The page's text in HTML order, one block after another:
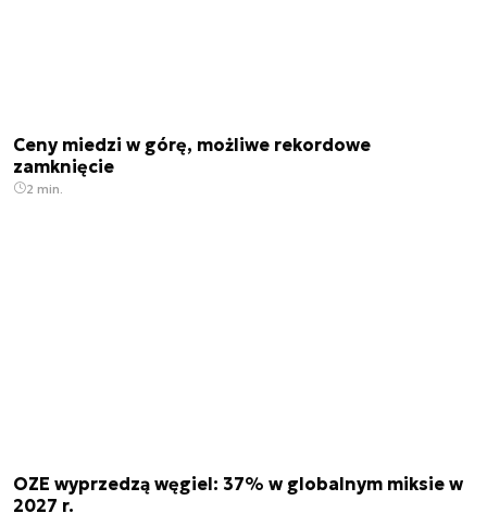
Ceny miedzi w górę, możliwe rekordowe
zamknięcie
2 min.
OZE wyprzedzą węgiel: 37% w globalnym miksie w
2027 r.